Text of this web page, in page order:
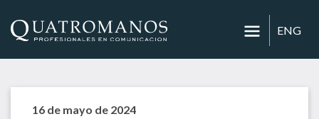
ENG
16 de mayo de 2024